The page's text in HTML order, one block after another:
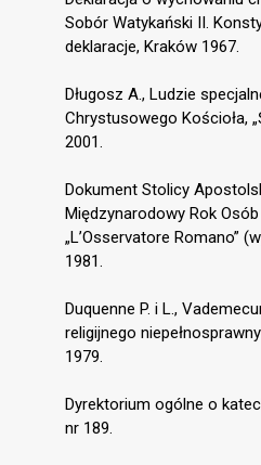
Sobór Watykański II.
deklaracje, Kraków 1967.
Długosz A., Ludzie
Chrystusowego Kościoła,
2001.
Dokument Stolicy
Międzynarodowy Rok
„L’Osservatore Romano”
1981.
Duquenne P. i L.,
religijnego
1979.
Dyrektorium ogólne o
nr 189.